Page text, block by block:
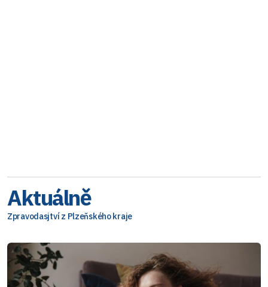
Aktuálně
Zpravodasjtví z Plzeňského kraje